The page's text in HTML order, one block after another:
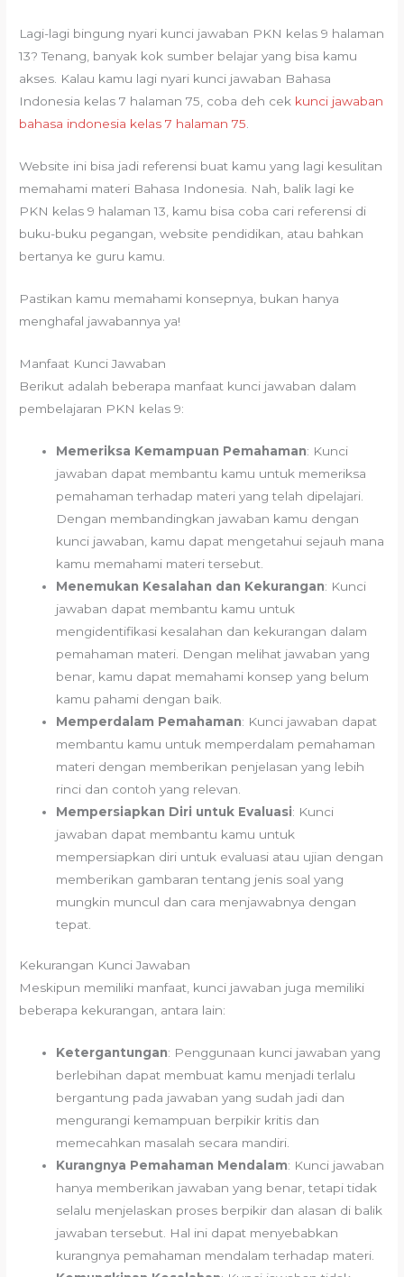
Lagi-lagi bingung nyari kunci jawaban PKN kelas 9 halaman
13? Tenang, banyak kok sumber belajar yang bisa kamu
akses. Kalau kamu lagi nyari kunci jawaban Bahasa
Indonesia kelas 7 halaman 75, coba deh cek kunci jawaban
bahasa indonesia kelas 7 halaman 75.
Website ini bisa jadi referensi buat kamu yang lagi kesulitan
memahami materi Bahasa Indonesia. Nah, balik lagi ke
PKN kelas 9 halaman 13, kamu bisa coba cari referensi di
buku-buku pegangan, website pendidikan, atau bahkan
bertanya ke guru kamu.
Pastikan kamu memahami konsepnya, bukan hanya
menghafal jawabannya ya!
Manfaat Kunci Jawaban
Berikut adalah beberapa manfaat kunci jawaban dalam
pembelajaran PKN kelas 9:
Memeriksa Kemampuan Pemahaman: Kunci
jawaban dapat membantu kamu untuk memeriksa
pemahaman terhadap materi yang telah dipelajari.
Dengan membandingkan jawaban kamu dengan
kunci jawaban, kamu dapat mengetahui sejauh mana
kamu memahami materi tersebut.
Menemukan Kesalahan dan Kekurangan: Kunci
jawaban dapat membantu kamu untuk
mengidentifikasi kesalahan dan kekurangan dalam
pemahaman materi. Dengan melihat jawaban yang
benar, kamu dapat memahami konsep yang belum
kamu pahami dengan baik.
Memperdalam Pemahaman: Kunci jawaban dapat
membantu kamu untuk memperdalam pemahaman
materi dengan memberikan penjelasan yang lebih
rinci dan contoh yang relevan.
Mempersiapkan Diri untuk Evaluasi: Kunci
jawaban dapat membantu kamu untuk
mempersiapkan diri untuk evaluasi atau ujian dengan
memberikan gambaran tentang jenis soal yang
mungkin muncul dan cara menjawabnya dengan
tepat.
Kekurangan Kunci Jawaban
Meskipun memiliki manfaat, kunci jawaban juga memiliki
beberapa kekurangan, antara lain:
Ketergantungan: Penggunaan kunci jawaban yang
berlebihan dapat membuat kamu menjadi terlalu
bergantung pada jawaban yang sudah jadi dan
mengurangi kemampuan berpikir kritis dan
memecahkan masalah secara mandiri.
Kurangnya Pemahaman Mendalam: Kunci jawaban
hanya memberikan jawaban yang benar, tetapi tidak
selalu menjelaskan proses berpikir dan alasan di balik
jawaban tersebut. Hal ini dapat menyebabkan
kurangnya pemahaman mendalam terhadap materi.